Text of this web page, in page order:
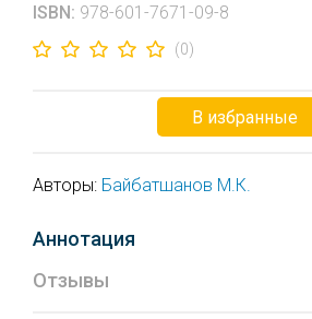
ISBN: 978-601-7671-09-8
(0)
В избранные
Авторы: Байбатшанов М.К.
Аннотация
Отзывы